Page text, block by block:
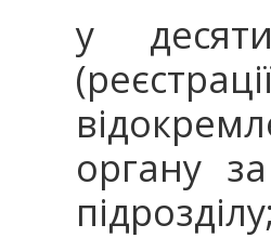
у
органу
підрозділу;